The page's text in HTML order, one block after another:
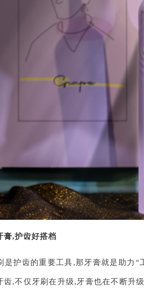
膏,护齿好搭档
是护齿的重要工具,那牙膏就是助力
齿,不仅牙刷在升级,牙膏也在不断升